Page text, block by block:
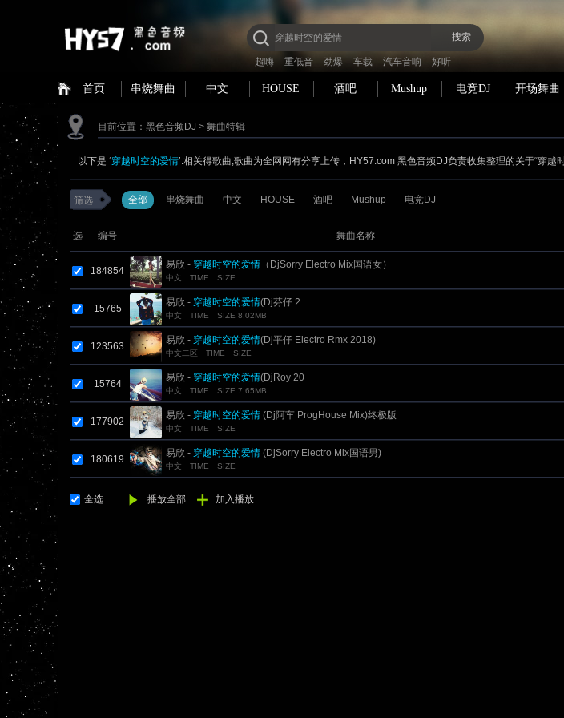
搜索
超嗨 重低音 劲爆 车载 汽车音响 好听
首页 串烧舞曲 中文 HOUSE 酒吧 Mushup 电竞DJ 开场舞曲
目前位置： 黑色音频DJ > 舞曲特辑
以下是 ‘穿越时空的爱情’.相关得歌曲,歌曲为全网网有分享上传，HY57.com 黑色音频DJ负责收集整理的关于“穿越
筛选 全部 串烧舞曲 中文 HOUSE 酒吧 Mushup 电竞DJ
选 编号 舞曲名称
184854
易欣 - 穿越时空的爱情（DjSorry Electro Mix国语女）
中文 TIME SIZE
15765
易欣 - 穿越时空的爱情(Dj芬仔 2
中文 TIME SIZE 8.02MB
123563
易欣 - 穿越时空的爱情(Dj平仔 Electro Rmx 2018)
中文二区 TIME SIZE
15764
易欣 - 穿越时空的爱情(DjRoy 20
中文 TIME SIZE 7.65MB
177902
易欣 - 穿越时空的爱情(Dj阿车 ProgHouse Mix)终极版
中文 TIME SIZE
180619
易欣 - 穿越时空的爱情(DjSorry Electro Mix国语男)
中文 TIME SIZE
全选 播放全部 加入播放